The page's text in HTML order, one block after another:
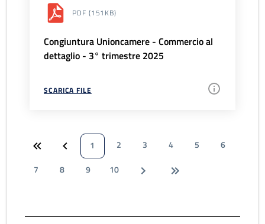
PDF (151KB)
Congiuntura Unioncamere - Commercio al
dettaglio - 3° trimestre 2025
SCARICA FILE
1 2 3 4 5
6
7
8 9 10